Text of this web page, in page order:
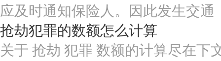
应及时通知保险人。因此发生交通
抢劫犯罪的数额怎么计算
关于 抢劫 犯罪 数额的计算尽在下